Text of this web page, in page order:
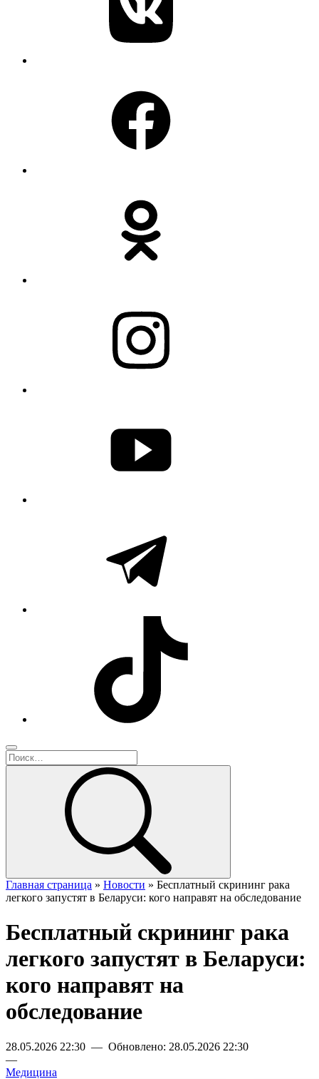
Главная страница » Новости » Бесплатный скрининг рака
легкого запустят в Беларуси: кого направят на обследование
Бесплатный скрининг рака
легкого запустят в Беларуси:
кого направят на
обследование
28.05.2026 22:30 — Обновлено: 28.05.2026 22:30
—
Медицина